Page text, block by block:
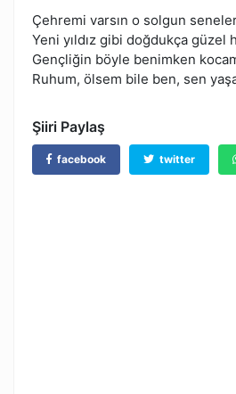
Çehremi varsın o solgun
Yeni yıldız gibi doğdukça güzel
Gençliğin böyle benimken
Ruhum, ölsem bile ben, sen
Şiiri Paylaş
facebook twitter